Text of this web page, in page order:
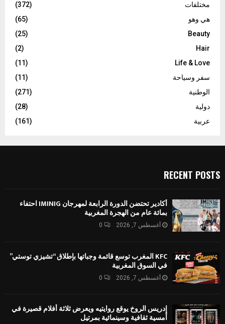
مختلفات
(372)
هي وهو
(65)
Beauty
(25)
Hair
(2)
Life & Love
(11)
سفر وسياحة
(11)
الوطنية
(271)
دولية
(28)
عربية
(161)
RECENT POSTS
أكادير تحتضن الدورة الرابعة لمهرجان IMINIG احتفاء
بمائة عام من الهجرة المغربية
أغسطس 7, 2026 0
KFC المغرب توسع قائمة وجباتها بإطلاق “تشيزي توستي”
في السوق المغربية
أغسطس 7, 2026 0
إدريس الروخ يوقع روايتيه ويعرض ثلاثة أفلام قصيرة في
أمسية ثقافية وسينمائية بمرتيل